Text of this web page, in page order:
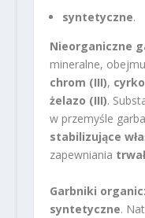
syntetyczne.
Nieorganiczne
mineralne,
chrom (III),
żelazo (III).
w przemyśle
stabilizujące
zapewniania
Garbniki
syntetyczne.